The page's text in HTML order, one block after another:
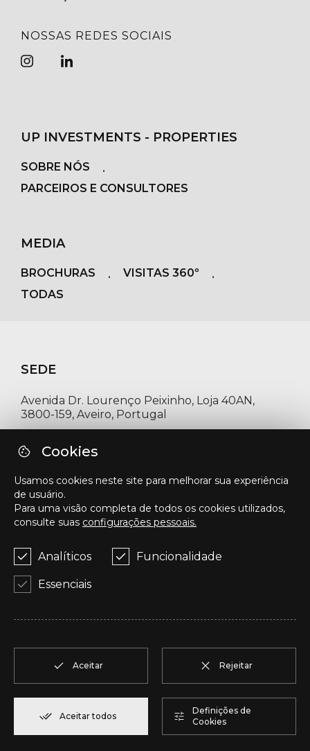
NOSSAS REDES SOCIAIS
UP INVESTMENTS - PROPERTIES
SOBRE NÓS
PARCEIROS E CONSULTORES
MEDIA
BROCHURAS
VISITAS 360º
TODAS
SEDE
Avenida Dr. Lourenço Peixinho, Loja 40AN,
3800-159, Aveiro, Portugal
Telefone / WhatsApp
+351 918 458 824
E-mail
26125
Políticas de Privacidade Políticas de Cookies
Termos e Condições
Cookies
Usamos cookies neste site para melhorar sua experiência
de usuário.
Para uma visão completa de todos os cookies utilizados,
consulte suas configurações pessoais.
Analíticos Funcionalidade
Essenciais
Aceitar Rejeitar
Aceitar todos
Definições de
Cookies